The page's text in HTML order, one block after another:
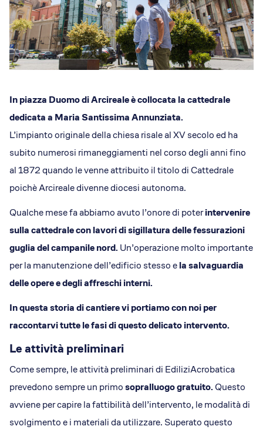
Dicono di Acrobatica
Approfondimenti
News
In piazza Duomo di Arcireale è collocata la cattedrale
dedicata a Maria Santissima Annunziata.
L’impianto originale della chiesa risale al XV secolo ed ha
subito numerosi rimaneggiamenti nel corso degli anni fino
al 1872 quando le venne attribuito il titolo di Cattedrale
poichè Arcireale divenne diocesi autonoma.
Qualche mese fa abbiamo avuto l’onore di poterintervenire
sulla cattedrale con lavori di sigillatura delle fessurazioni
guglia del campanile nord. Un’operazione molto importante
per la manutenzione dell’edificio stesso ela salvaguardia
delle opere e degli affreschi interni.
In questa storia di cantiere vi portiamo con noi per
raccontarvi tutte le fasi di questo delicato intervento.
Le attività preliminari
Come sempre, le attività preliminari di EdiliziAcrobatica
prevedono sempre un primosopralluogo gratuito.Questo
avviene per capire la fattibilità dell’intervento, le modalità di
svolgimento e i materiali da utilizzare. Superato questo